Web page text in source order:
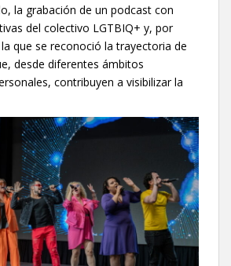
la grabación de un podcast con
del colectivo LGTBIQ+ y, por
que se reconoció la trayectoria de
desde diferentes ámbitos
contribuyen a visibilizar la